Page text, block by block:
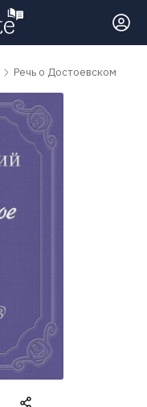
Речь о Достоевском